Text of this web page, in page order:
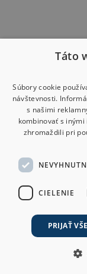
Táto
Súbory cookie
návštevnosti.
s našimi
kombinovať s
zhromaždili pri
CIELENIE
PRIJAŤ